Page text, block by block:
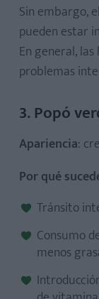
Sin embargo,
pueden estar
En general,
problemas
3. Popó
Apariencia:
Por qué
Tránsito
Consumo
menos